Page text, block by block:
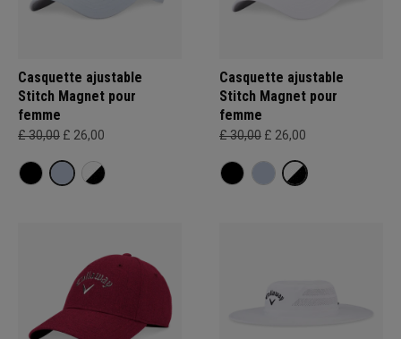
Casquette ajustable
Stitch Magnet pour
femme
£ 30,00 £ 26,00
Casquette ajustable
Stitch Magnet pour
femme
£ 30,00 £ 26,00